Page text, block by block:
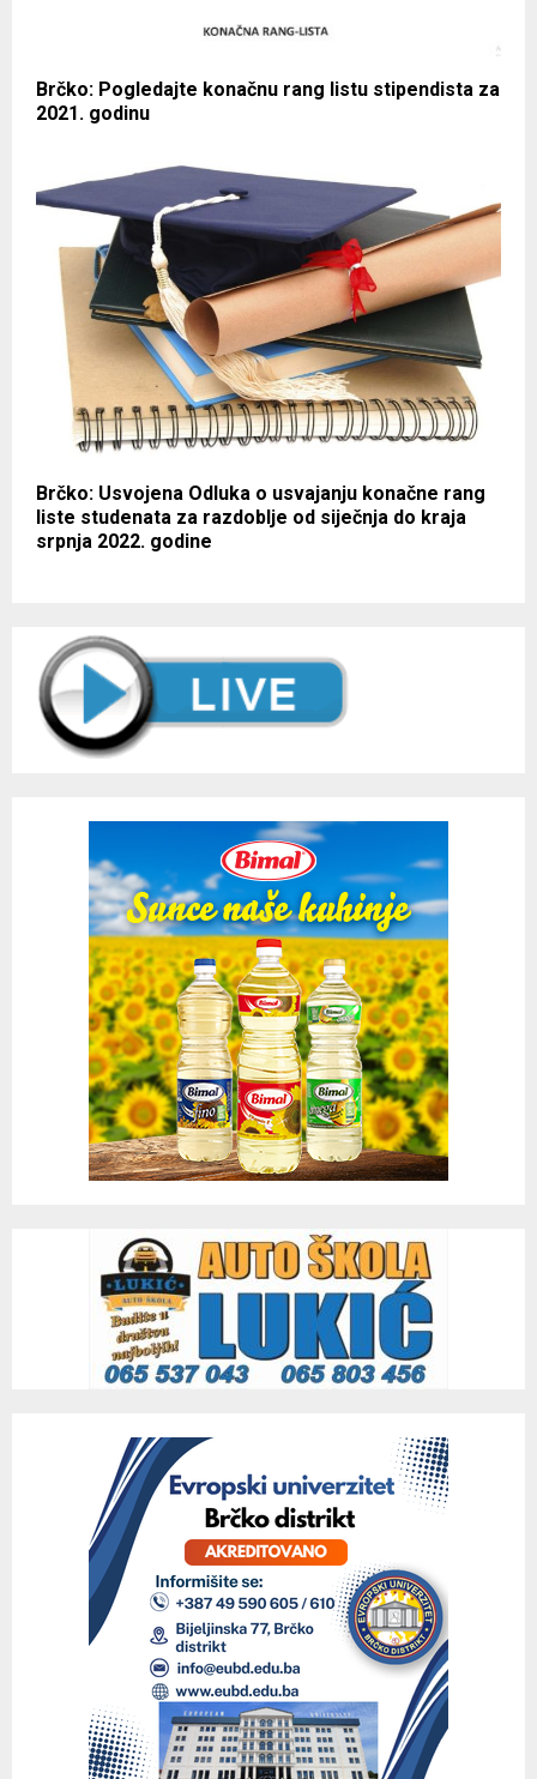
Brčko: Pogledajte konačnu rang listu stipendista za
2021. godinu
Brčko: Usvojena Odluka o usvajanju konačne rang
liste studenata za razdoblje od siječnja do kraja
srpnja 2022. godine